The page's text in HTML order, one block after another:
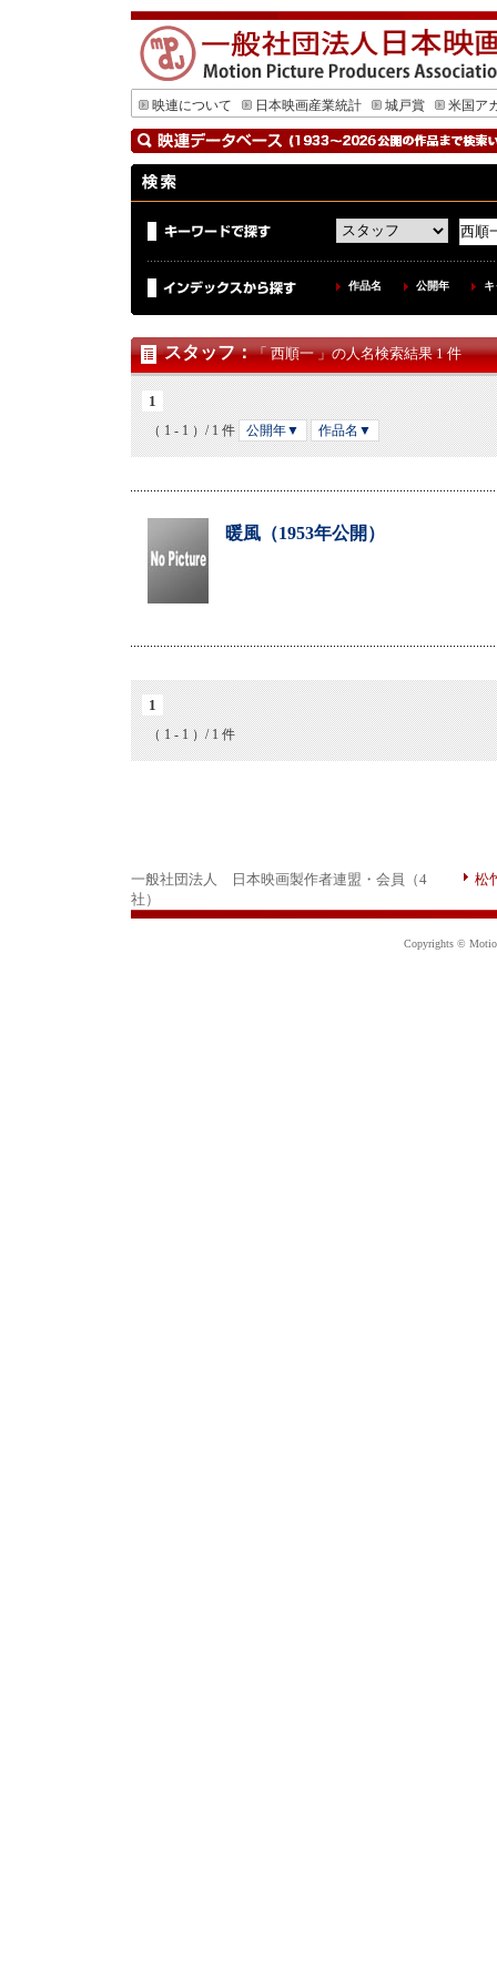
映連について 日本映画産業統計 城戸賞 米国ア
作品名 公開年
スタッフ：「 西順一 」の人名検索結果 1 件
1
（ 1 - 1 ）/ 1 件 公開年▼ 作品名▼
暖風（1953年公開）
1
（ 1 - 1 ）/ 1 件
一般社団法人 日本映画製作者連盟・会員（4
社）
松
Copyrights ©